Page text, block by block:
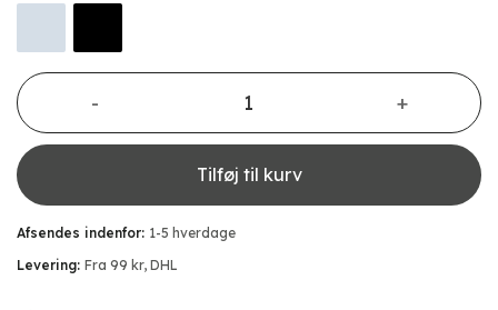
Beslag for afkortede profiler antal
Tilføj til kurv
Afsendes indenfor: 1-5 hverdage
Levering: Fra 99 kr, DHL